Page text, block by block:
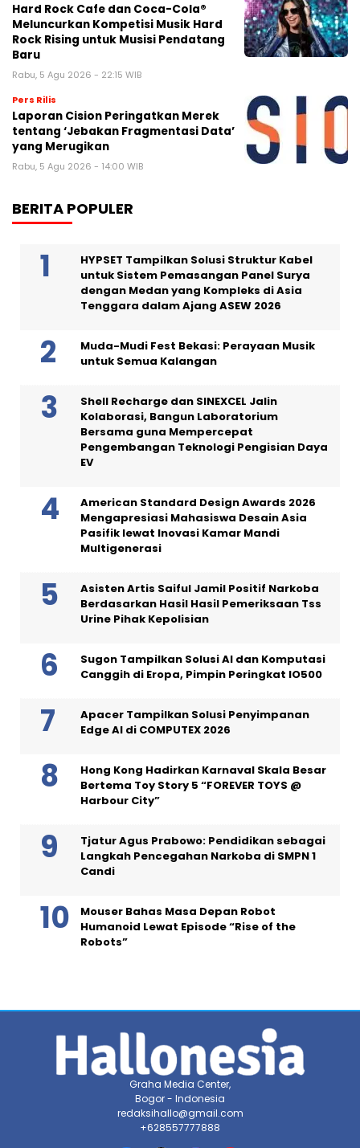
Hard Rock Cafe dan Coca-Cola®
Meluncurkan Kompetisi Musik Hard
Rock Rising untuk Musisi Pendatang
Baru
Rabu, 5 Agu 2026 - 22:15 WIB
Pers Rilis
Laporan Cision Peringatkan Merek
tentang ‘Jebakan Fragmentasi Data’
yang Merugikan
Rabu, 5 Agu 2026 - 14:00 WIB
BERITA POPULER
HYPSET Tampilkan Solusi Struktur Kabel
untuk Sistem Pemasangan Panel Surya
dengan Medan yang Kompleks di Asia
Tenggara dalam Ajang ASEW 2026
Muda-Mudi Fest Bekasi: Perayaan Musik
untuk Semua Kalangan
Shell Recharge dan SINEXCEL Jalin
Kolaborasi, Bangun Laboratorium
Bersama guna Mempercepat
Pengembangan Teknologi Pengisian Daya
EV
American Standard Design Awards 2026
Mengapresiasi Mahasiswa Desain Asia
Pasifik lewat Inovasi Kamar Mandi
Multigenerasi
Asisten Artis Saiful Jamil Positif Narkoba
Berdasarkan Hasil Hasil Pemeriksaan Tss
Urine Pihak Kepolisian
Sugon Tampilkan Solusi AI dan Komputasi
Canggih di Eropa, Pimpin Peringkat IO500
Apacer Tampilkan Solusi Penyimpanan
Edge AI di COMPUTEX 2026
Hong Kong Hadirkan Karnaval Skala Besar
Bertema Toy Story 5 “FOREVER TOYS @
Harbour City”
Tjatur Agus Prabowo: Pendidikan sebagai
Langkah Pencegahan Narkoba di SMPN 1
Candi
Mouser Bahas Masa Depan Robot
Humanoid Lewat Episode “Rise of the
Robots”
Graha Media Center,
Bogor - Indonesia
redaksihallo@gmail.com
+628557777888